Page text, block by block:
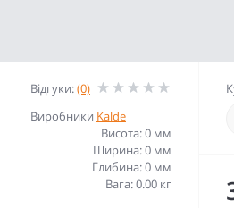
Відгуки:(0)
Виробники Kalde
Висота: 0 мм
Ширина: 0 мм
Глибина: 0 мм
Вага: 0.00 кг